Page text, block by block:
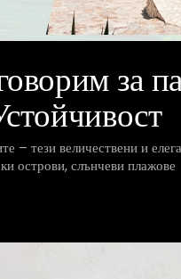
за
– тези величествени и
острови, слънчеви плажове